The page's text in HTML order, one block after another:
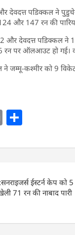
देवदत्त पडिक्कल ने
और 147 रन की
देवदत्त पडिक्कल ने
रन पर ऑलआउट हो गई।
जम्मू-कश्मीर को 9
E
ai ar
ईस्टर्न केप को 5
71 रन की नाबाद पारी